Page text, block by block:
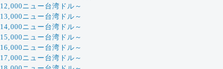
12,000ニュー台湾ドル～
13,000ニュー台湾ドル～
14,000ニュー台湾ドル～
15,000ニュー台湾ドル～
16,000ニュー台湾ドル～
17,000ニュー台湾ドル～